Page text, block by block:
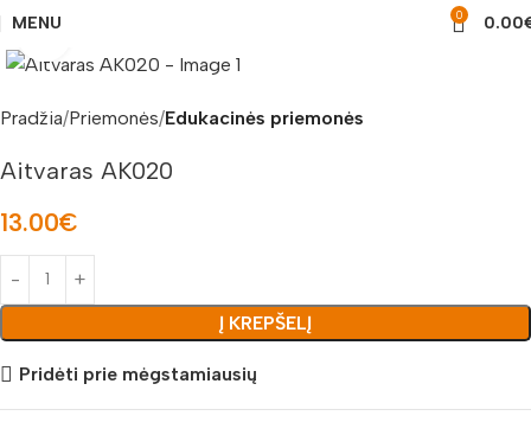
MENU 0 0.00
Pradžia Priemonės Edukacinės priemonės
Aitvaras AK020
13.00€
Į KREPŠELĮ
Pridėti prie mėgstamiausių